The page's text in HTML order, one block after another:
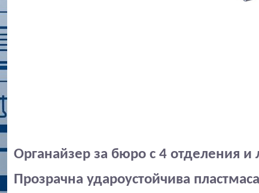
Органайзер за бюро с 4 отделения и
Прозрачна удароустойчива